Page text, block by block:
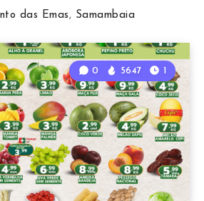
das Emas , Samambaia
0 5647 1